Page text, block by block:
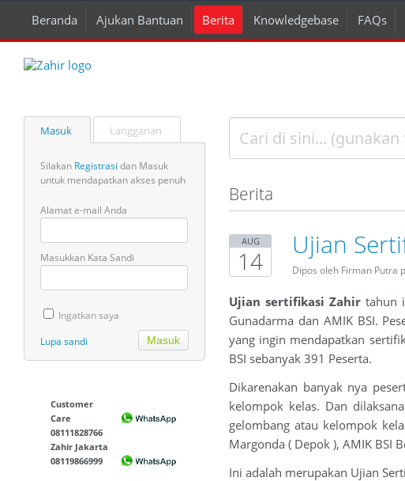
Beranda Ajukan Bantuan Berita Knowledgebase FAQs
Masuk Langganan
Silakan Registrasi dan Masuk
untuk mendapatkan akses penuh
Alamat e-mail Anda
Masukkan Kata Sandi
Ingatkan saya
Lupa sandi
Customer
Care
08111828766
Zahir Jakarta
08119866999
Berita
AUG
14
Ujian
Dipos oleh Firman Putra
Ujian sertifikasi Zahir tahun
Gunadarma dan AMIK BSI.
yang ingin mendapatkan
BSI sebanyak 391 Peserta.
Dikarenakan banyak nya
kelompok kelas. Dan
gelombang atau kelompok
Margonda ( Depok ), AMIK BSI
Ini adalah merupakan Ujian